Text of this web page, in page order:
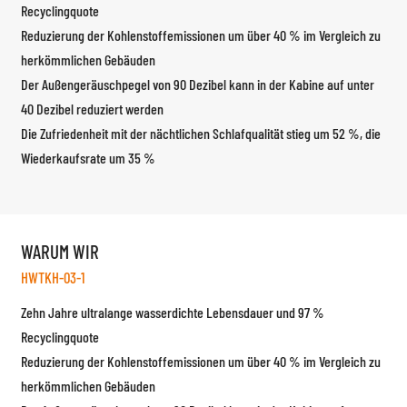
Recyclingquote
Reduzierung der Kohlenstoffemissionen um über 40 % im Vergleich zu
herkömmlichen Gebäuden
Der Außengeräuschpegel von 90 Dezibel kann in der Kabine auf unter
40 Dezibel reduziert werden
Die Zufriedenheit mit der nächtlichen Schlafqualität stieg um 52 %, die
Wiederkaufsrate um 35 %
WARUM WIR
HWTKH-03-1
Zehn Jahre ultralange wasserdichte Lebensdauer und 97 %
Recyclingquote
Reduzierung der Kohlenstoffemissionen um über 40 % im Vergleich zu
herkömmlichen Gebäuden